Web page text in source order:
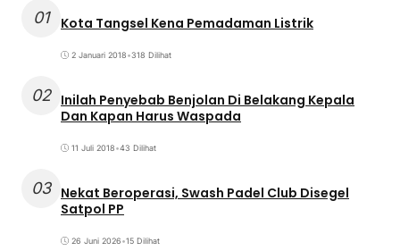
01 Kota Tangsel Kena Pemadaman Listrik
2 Januari 2018•318 Dilihat
02 Inilah Penyebab Benjolan Di Belakang Kepala
Dan Kapan Harus Waspada
11 Juli 2018•43 Dilihat
03 Nekat Beroperasi, Swash Padel Club Disegel
Satpol PP
26 Juni 2026•15 Dilihat